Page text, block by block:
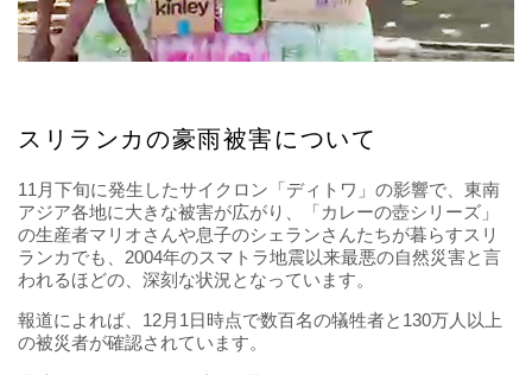
スリランカの豪雨被害について
11月下旬に発生したサイクロン「ディトワ」の影響で、東南
アジア各地に大きな被害が広がり、「カレーの壺シリーズ」
の生産者マリオさんや息子のシェランさんたちが暮らすスリ
ランカでも、2004年のスマトラ地震以来最悪の自然災害と言
われるほどの、深刻な状況となっています。
報道によれば、12月1日時点で数百名の犠牲者と130万人以上
の被災者が確認されています。